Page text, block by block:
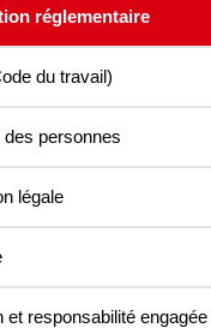
réglementaire
du travail)
des personnes
légale
et responsabilité engagée